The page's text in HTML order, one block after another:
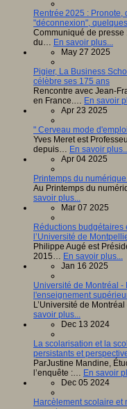
Rentrée 2025 :
"déconnexion",
Communiqué de presse
du… En savoir plus...
May 27 2025
Pigier, La Business
célèbre ses 175 ans
Rencontre avec Jean-
en France.… En savoir
Apr 23 2025
" Cerveau mode
Yves Meret est
depuis… En savoir
Apr 04 2025
Printemps du
Au Printemps du
savoir plus...
Mar 07 2025
Réductions budgétaires
l’Université de
Philippe Augé est
2015… En savoir plus...
Jan 16 2025
Université de Montréal
l'enseignement
L’Université de
savoir plus...
Dec 13 2024
La scolarisation et la
persistants et
ParJustine Mandine,
l’enquête :… En savoir
Dec 05 2024
Harcèlement scolaire et